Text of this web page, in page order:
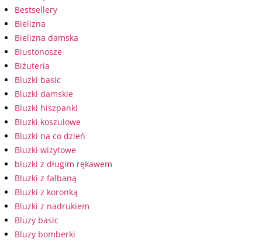
Bestsellery
Bielizna
Bielizna damska
Biustonosze
Biżuteria
Bluzki basic
Bluzki damskie
Bluzki hiszpanki
Bluzki koszulowe
Bluzki na co dzień
Bluzki wizytowe
bluzki z długim rękawem
Bluzki z falbaną
Bluzki z koronką
Bluzki z nadrukiem
Bluzy basic
Bluzy bomberki